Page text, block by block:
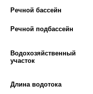
Речной бассейн
Речной подбассейн
Водохозяйственный
участок
Длина водотока